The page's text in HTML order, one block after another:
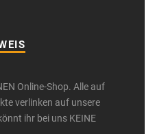
Online-Shop. Alle auf
verlinken auf unsere
ihr bei uns KEINE